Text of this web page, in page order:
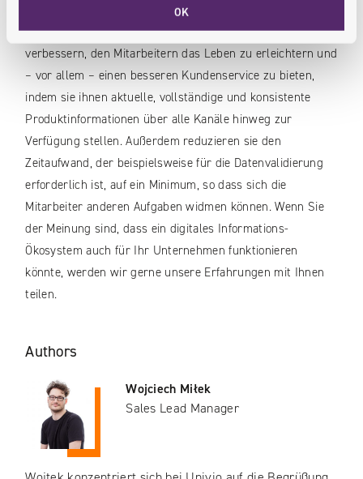
OK
Unternehmen dabei helfen, ihre Produktinformationen in
Ordnung zu halten, die Qualität dieser Daten zu
verbessern, den Mitarbeitern das Leben zu erleichtern und
– vor allem – einen besseren Kundenservice zu bieten,
indem sie ihnen aktuelle, vollständige und konsistente
Produktinformationen über alle Kanäle hinweg zur
Verfügung stellen. Außerdem reduzieren sie den
Zeitaufwand, der beispielsweise für die Datenvalidierung
erforderlich ist, auf ein Minimum, so dass sich die
Mitarbeiter anderen Aufgaben widmen können. Wenn Sie
der Meinung sind, dass ein digitales Informations-
Ökosystem auch für Ihr Unternehmen funktionieren
könnte, werden wir gerne unsere Erfahrungen mit Ihnen
teilen.
Authors
Wojciech Miłek
Sales Lead Manager